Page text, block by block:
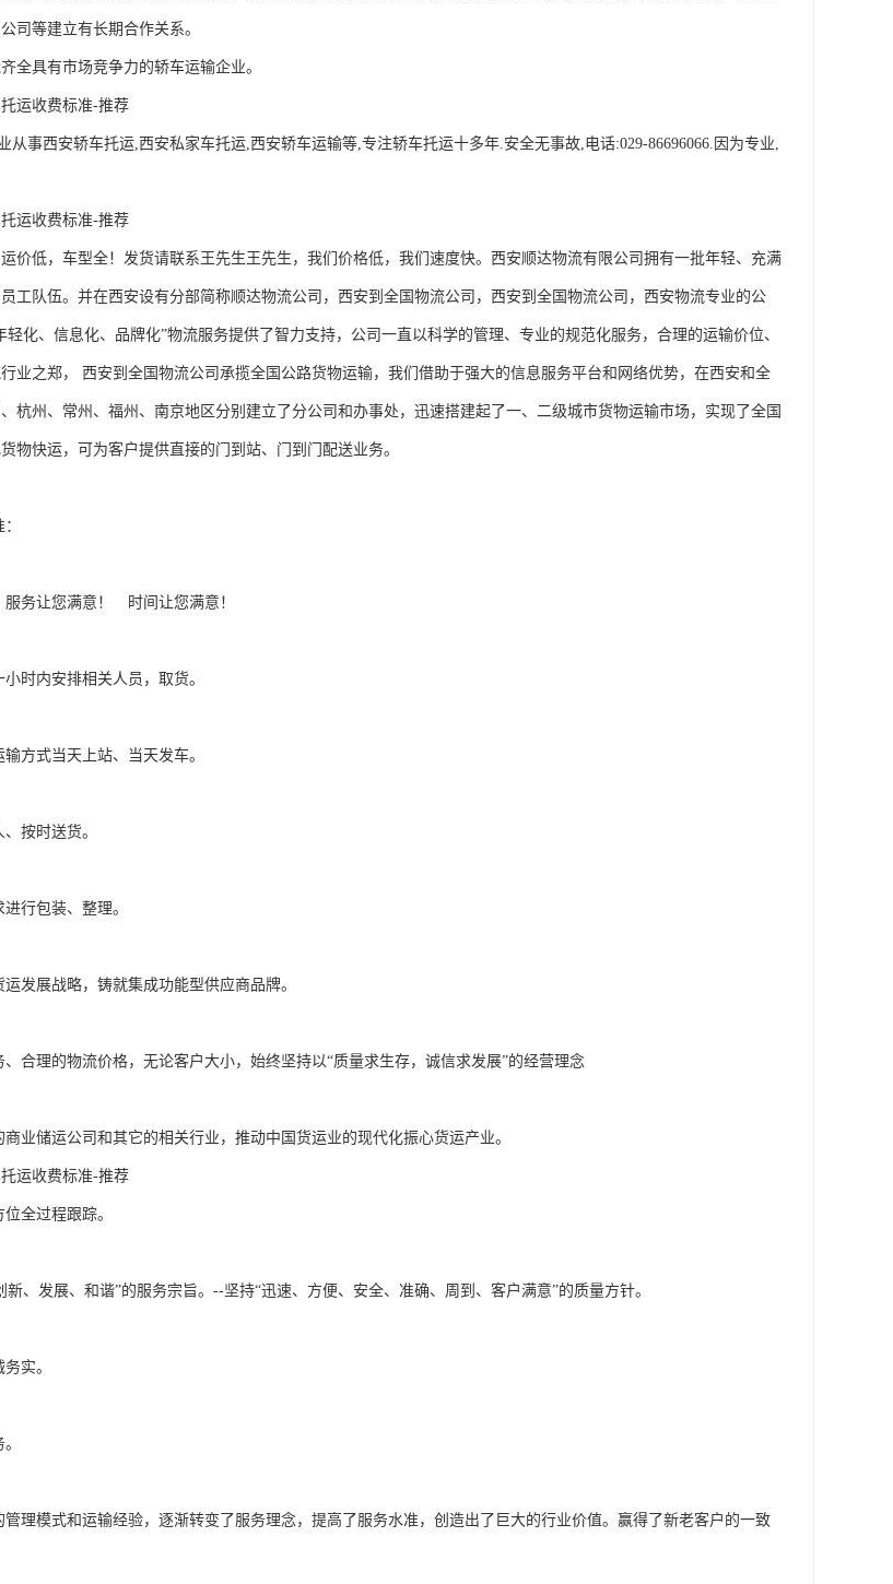
司等建立有长期合作关系。
全具有市场竞争力的轿车运输企业。
运收费标准-推荐
从事西安轿车托运,西安私家车托运,西安轿车运输等,专注轿车托运十多年.安全无事故,电话:029-86696066.因为专业,
运收费标准-推荐
价低，车型全！发货请联系王先生王先生，我们价格低，我们速度快。西安顺达物流有限公司拥有一批年轻、充满
工队伍。并在西安设有分部简称顺达物流公司，西安到全国物流公司，西安到全国物流公司，西安物流专业的公
轻化、信息化、品牌化”物流服务提供了智力支持，公司一直以科学的管理、专业的规范化服务，合理的运输价位、
业之郑， 西安到全国物流公司承揽全国公路货物运输，我们借助于强大的信息服务平台和网络优势，在西安和全
杭州、常州、福州、南京地区分别建立了分公司和办事处，迅速搭建起了一、二级城市货物运输市场，实现了全国
物快运，可为客户提供直接的门到站、门到门配送业务。
运收费标准-推荐